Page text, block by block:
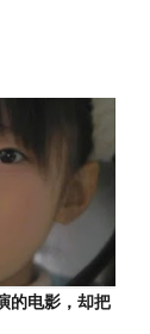
的电影，却把